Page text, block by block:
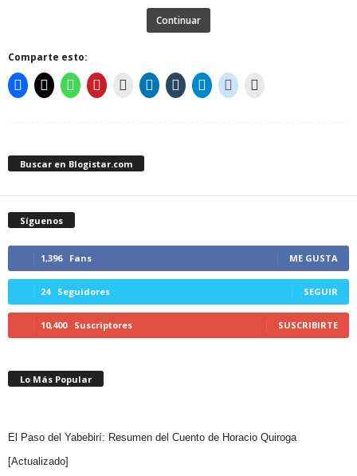
Continuar
Comparte esto:
Buscar en Blogistar.com
Síguenos
1,396 Fans ME GUSTA
24 Seguidores SEGUIR
10,400 Suscriptores SUSCRIBIRTE
Lo Más Popular
El Paso del Yabebirí: Resumen del Cuento de Horacio Quiroga
[Actualizado]